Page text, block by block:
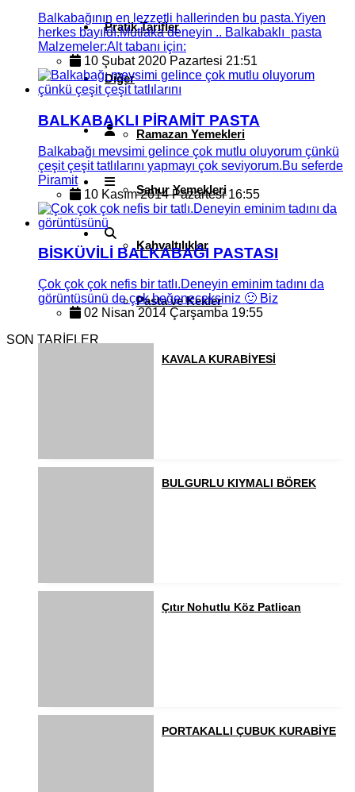
Pratik Tarifler
Diğer
Ramazan Yemekleri
Sahur Yemekleri
Kahvaltılıklar
Pasta ve Kekler
Balkabağının en lezzetli hallerinden bu pasta.Yiyen
herkes bayıldı.Mutlaka deneyin .. Balkabaklı pasta
Malzemeler:Alt tabanı için:
10 Şubat 2020 Pazartesi 21:51
BALKABAKLI PİRAMİT PASTA
Balkabağı mevsimi gelince çok mutlu oluyorum çünkü
çeşit çeşit tatlılarını yapmayı çok seviyorum.Bu seferde
Piramit
10 Kasım 2014 Pazartesi 16:55
BİSKÜVİLİ BALKABAĞI PASTASI
Çok çok çok nefis bir tatlı.Deneyin eminim tadını da
görüntüsünü de çok beğeneceksiniz 🙂 Biz
02 Nisan 2014 Çarşamba 19:55
SON TARİFLER
KAVALA KURABİYESİ
BULGURLU KIYMALI BÖREK
Çıtır Nohutlu Köz Patlican
PORTAKALLI ÇUBUK KURABİYE